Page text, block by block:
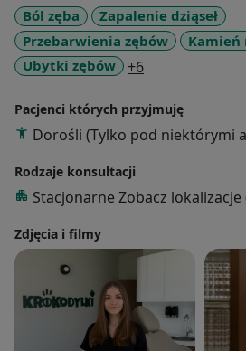
Ból zęba
Zapalenie dziąseł
Przebarwienia zębów
Kamień
Ubytki zębów
+6
Pacjenci których przyjmuję
Dorośli (Tylko pod niektórymi
Rodzaje konsultacji
Stacjonarne Zobacz lokalizacje
Zdjęcia i filmy